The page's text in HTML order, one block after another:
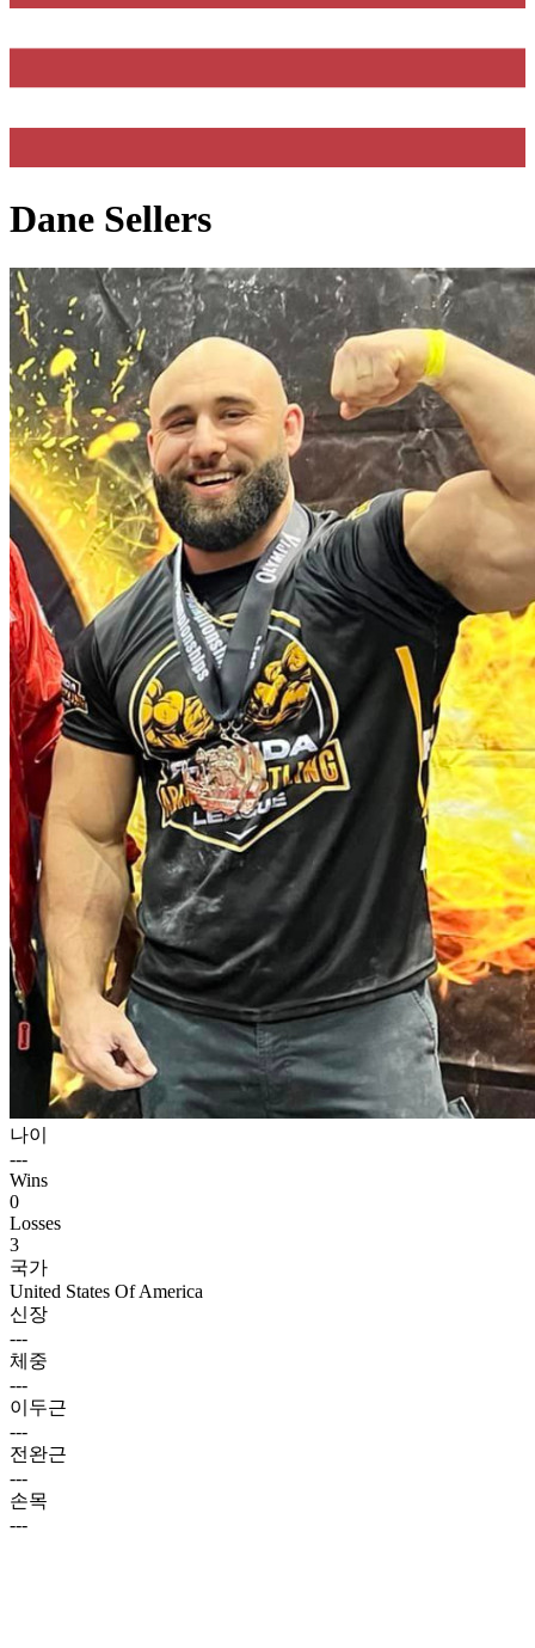
Dane Sellers
나이
---
Wins
0
Losses
3
국가
United States Of America
신장
---
체중
---
이두근
---
전완근
---
손목
---